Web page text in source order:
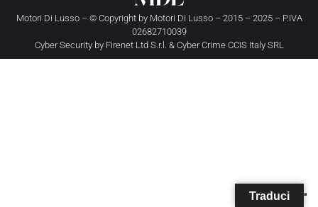
Motori Di Lusso – © Copyright by Motori Di Lusso– 2015 – 2025 – P.IVA
02682710039
Cyber Security by Firenet Ltd S.r.l. & Cyber Crime CCIS Italy SRL
Traduci